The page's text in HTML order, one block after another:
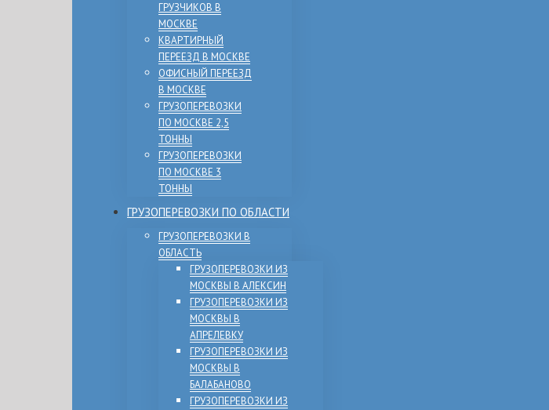
ГРУЗЧИКОВ В
МОСКВЕ
КВАРТИРНЫЙ
ПЕРЕЕЗД В МОСКВЕ
ОФИСНЫЙ ПЕРЕЕЗД
В МОСКВЕ
ГРУЗОПЕРЕВОЗКИ
ПО МОСКВЕ 2,5
ТОННЫ
ГРУЗОПЕРЕВОЗКИ
ПО МОСКВЕ 3
ТОННЫ
ГРУЗОПЕРЕВОЗКИ ПО ОБЛАСТИ
ГРУЗОПЕРЕВОЗКИ В
ОБЛАСТЬ
ГРУЗОПЕРЕВОЗКИ ИЗ
МОСКВЫ В АЛЕКСИН
ГРУЗОПЕРЕВОЗКИ ИЗ
МОСКВЫ В
АПРЕЛЕВКУ
ГРУЗОПЕРЕВОЗКИ ИЗ
МОСКВЫ В
БАЛАБАНОВО
ГРУЗОПЕРЕВОЗКИ ИЗ